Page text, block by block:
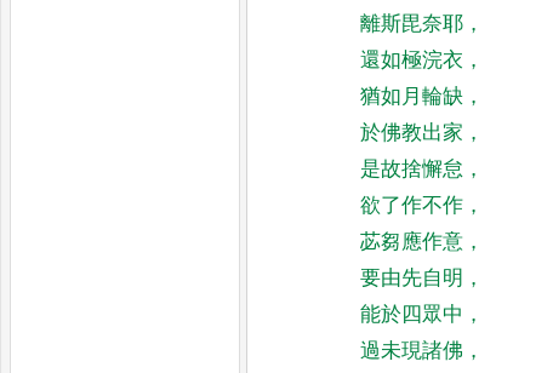
離斯毘奈耶 ，
還如極浣衣 ，
猶如月輪缺 ，
於佛教出家 ，
是故捨懈怠 ，
欲了作不作 ，
苾芻應作意 ，
要由先自明 ，
能於四眾中 ，
過未現諸佛 ，